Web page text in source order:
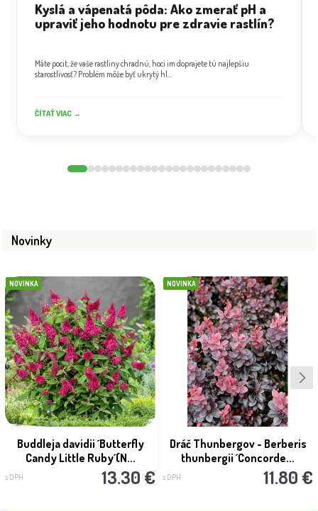
Kyslá a vápenatá pôda: Ako zmerať pH a
upraviť jeho hodnotu pre zdravie rastlín?
Máte pocit, že vaše rastliny chradnú, hoci im doprajete tú najlepšiu
starostlivosť? Problém môže byť ukrytý hl...
ČÍTAŤ VIAC →
Novinky
NOVINKA
Buddleja davidii ´Butterfly
Candy Little Ruby´(N...
s DPH 13.30 €
NOVINKA
Dráč Thunbergov - Berberis
thunbergii ´Concorde...
s DPH 11.80 €